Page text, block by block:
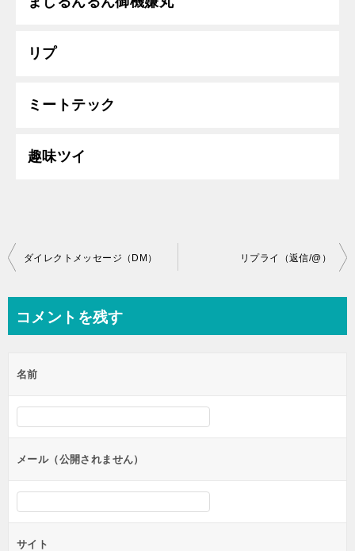
リプ
ミートテック
趣味ツイ
投
ビ
ー
シ
ン
ダイレクトメッセージ（DM） リプライ（返信/@）
コメントを残す
名前
メール（公開されません）
サイト